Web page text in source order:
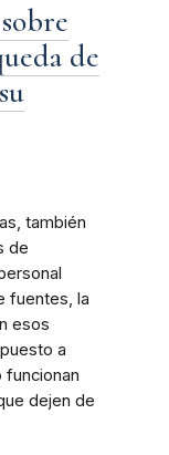
de
también
de
fuentes, la
esos
a
funcionan
dejen de